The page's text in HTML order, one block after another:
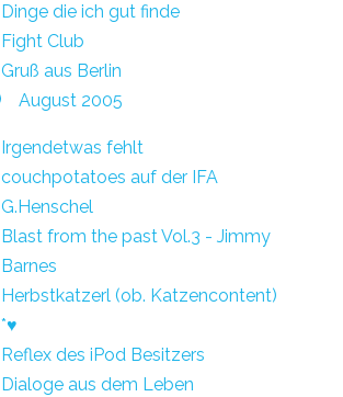
Dinge die ich gut finde
Fight Club
Gruß aus Berlin
August 2005
Irgendetwas fehlt
couchpotatoes auf der IFA
G.Henschel
Blast from the past Vol.3 - Jimmy
Barnes
Herbstkatzerl (ob. Katzencontent)
*♥
Reflex des iPod Besitzers
Dialoge aus dem Leben